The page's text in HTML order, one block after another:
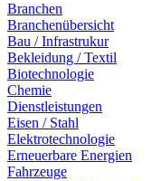
Branchen
Branchenübersicht
Bau / Infrastrukur
Bekleidung / Textil
Biotechnologie
Chemie
Dienstleistungen
Eisen / Stahl
Elektrotechnologie
Erneuerbare Energien
Fahrzeuge